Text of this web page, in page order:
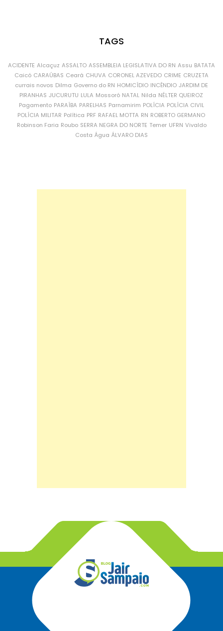
TAGS
ACIDENTE Alcaçuz ASSALTO ASSEMBLEIA LEGISLATIVA DO RN Assu BATATA
Caicó CARAÚBAS Ceará CHUVA CORONEL AZEVEDO CRIME CRUZETA
currais novos Dilma Governo do RN HOMICÍDIO INCÊNDIO JARDIM DE
PIRANHAS JUCURUTU LULA Mossoró NATAL Nilda NÉLTER QUEIROZ
Pagamento PARAÍBA PARELHAS Parnamirim POLÍCIA POLÍCIA CIVIL
POLÍCIA MILITAR Política PRF RAFAEL MOTTA RN ROBERTO GERMANO
Robinson Faria Roubo SERRA NEGRA DO NORTE Temer UFRN Vivaldo
Costa Água ÁLVARO DIAS